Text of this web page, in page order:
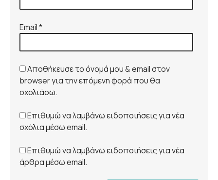
Email*
Αποθήκευσε το όνομά μου & email στον
browser για την επόμενη φορά που θα
σχολιάσω.
Επιθυμώ να λαμβάνω ειδοποιήσεις για νέα
σχόλια μέσω email.
Επιθυμώ να λαμβάνω ειδοποιήσεις για νέα
άρθρα μέσω email.